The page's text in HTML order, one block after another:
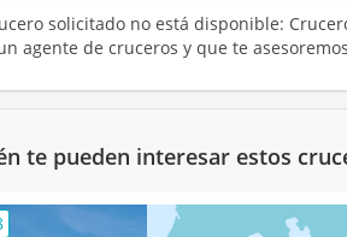
solicitado no está disponible:
agente de cruceros y que te
te pueden interesar estos